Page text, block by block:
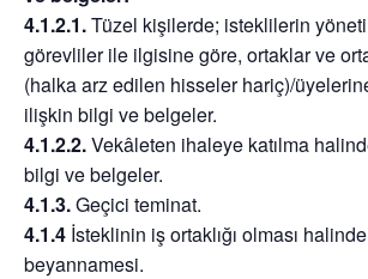
4.1.2.1.Tüzel kişilerde; isteklilerin
görevliler ile ilgisine göre, ortaklar ve
(halka arz edilen hisseler hariç)/
ilişkin bilgi ve belgeler.
4.1.2.2.Vekâleten ihaleye katılma
bilgi ve belgeler.
4.1.3.Geçici teminat.
4.1.4 İsteklinin iş ortaklığı olması halinde
beyannamesi.